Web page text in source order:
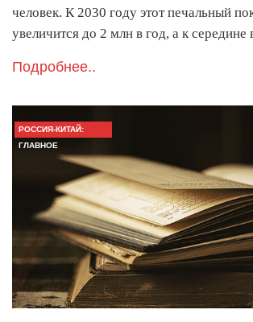
человек. К 2030 году этот печальный
увеличится до 2 млн в год, а к
Подробнее..
РОССИЯ-КИТАЙ:
ГЛАВНОЕ